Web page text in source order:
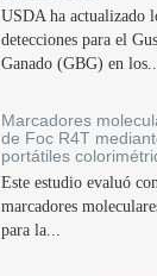
USDA ha actualizado
detecciones para el
Ganado (GBG) en
Marcadores
de Foc R4T
portátiles
Este estudio evaluó
marcadores
para la...